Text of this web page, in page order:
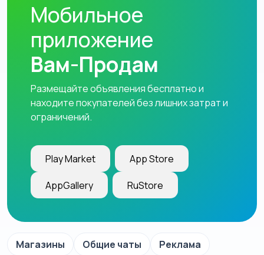
Мобильное
приложение
Вам-Продам
Размещайте объявления бесплатно и
находите покупателей без лишних затрат и
ограничений.
Play Market App Store
AppGallery RuStore
Магазины Общие чаты
Реклама